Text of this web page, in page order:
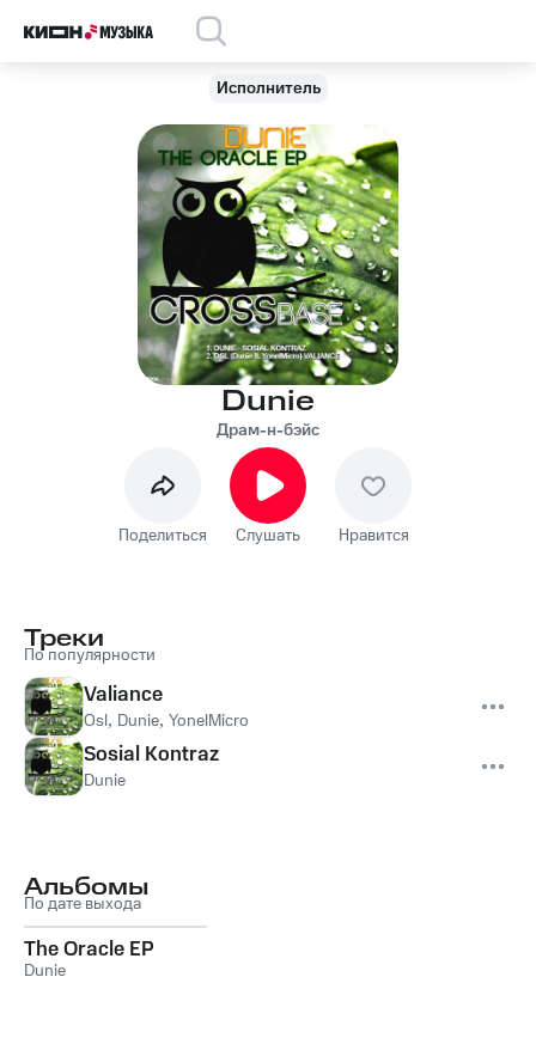
Исполнитель
Dunie
Драм-н-бэйс
Поделиться Слушать Нравится
Треки
По популярности
Valiance
Osl, Dunie, YonelMicro
Sosial Kontraz
Dunie
Альбомы
По дате выхода
The Oracle EP
Dunie